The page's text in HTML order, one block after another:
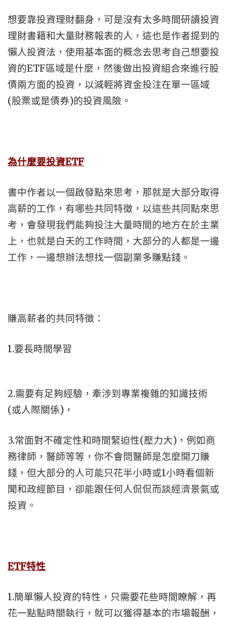
想要靠投資理財翻身，可是沒有太多時間研讀投資
理財書籍和大量財務報表的人，這也是作者提到的
懶人投資法，使用基本面的概念去思考自己想要投
資的ETF區域是什麼，然後做出投資組合來進行股
債兩方面的投資，以減輕將資金投注在單一區域
(股票或是債券)的投資風險。
為什麼要投資ETF
書中作者以一個啟發點來思考，那就是大部分取得
高薪的工作，有哪些共同特徵，以這些共同點來思
考，會發現我們能夠投注大量時間的地方在於主業
上，也就是白天的工作時間，大部分的人都是一邊
工作，一邊想辦法想找一個副業多賺點錢。
賺高薪者的共同特徵：
1.要長時間學習
2.需要有足夠經驗，牽涉到專業複雜的知識技術
(或人際關係)，
3.常面對不確定性和時間緊迫性(壓力大)，例如商
務律師，醫師等等，你不會問醫師是怎麼開刀賺
錢，但大部分的人可能只花半小時或1小時看個新
聞和政經節目，卻能跟任何人侃侃而談經濟景氣或
投資。
ETF特性
1.簡單懶人投資的特性，只需要花些時間瞭解，再
花一點點時間執行，就可以獲得基本的市場報酬，